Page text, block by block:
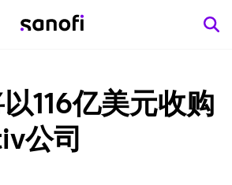
116亿美元收购
公司